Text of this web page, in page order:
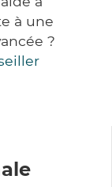
à une
?